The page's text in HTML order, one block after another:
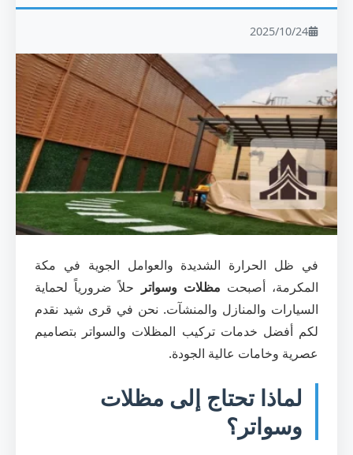
2025/10/24
في ظل الحرارة الشديدة والعوامل الجوية في مكة
المكرمة، أصبحت مظلات وسواتر
حلاً ضرورياً لحماية
السيارات والمنازل والمنشآت. نحن في قرى شيد نقدم
لكم أفضل خدمات تركيب المظلات والسواتر بتصاميم
عصرية وخامات عالية الجودة.
لماذا تحتاج إلى مظلات
وسواتر؟